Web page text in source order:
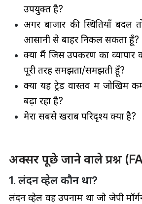
उपयुक्त है?
अगर बाजार की स्थितियाँ बदलें
आसानी से बाहर निकल सकता हूँ?
क्या मैं जिस उपकरण का व्यापार
पूरी तरह समझता/समझती हूँ?
क्या यह ट्रेड वास्तव में जोखिम
बढ़ा रहा है?
मेरा सबसे खराब परिदृश्य क्या है?
अक्सर पूछे जाने वाले प्रश्न
1. लंदन व्हेल कौन था?
लंदन व्हेल वह उपनाम था जो जेपी